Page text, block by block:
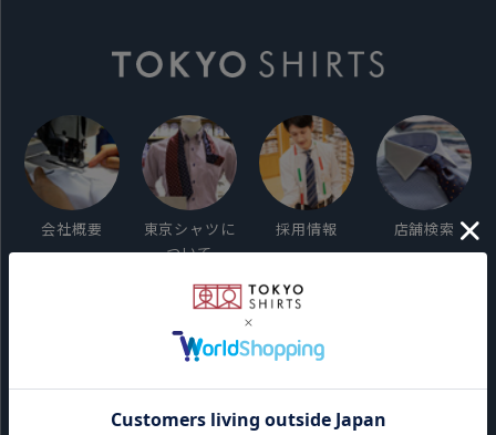
会社概要
東京シャツに
ついて
採用情報 店舗検索
サイト利用規約